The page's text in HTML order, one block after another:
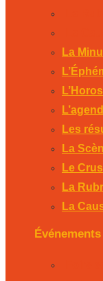
La
Les
La
Le
La
La